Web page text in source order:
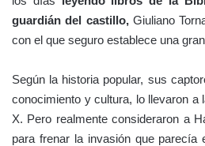
guardián del castillo,Giuliano
con el que seguro establece una
Según la historia popular, sus
conocimiento y cultura, lo llevaron a
X. Pero realmente consideraron a
para frenar la invasión que parecía